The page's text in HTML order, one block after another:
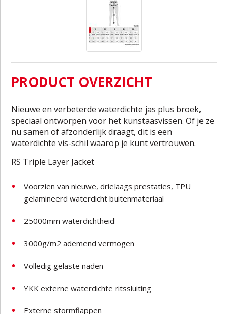
PRODUCT OVERZICHT
Nieuwe en verbeterde waterdichte jas plus broek,
speciaal ontworpen voor het kunstaasvissen. Of je ze
nu samen of afzonderlijk draagt, dit is een
waterdichte vis-schil waarop je kunt vertrouwen.
RS Triple Layer Jacket
Voorzien van nieuwe, drielaags prestaties, TPU
gelamineerd waterdicht buitenmateriaal
25000mm waterdichtheid
3000g/m2 ademend vermogen
Volledig gelaste naden
YKK externe waterdichte ritssluiting
Externe stormflappen